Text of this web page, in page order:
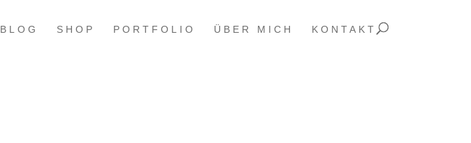
BLOG SHOP PORTFOLIO ÜBER MICH KONTAKT